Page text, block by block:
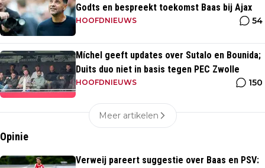
Godts en bespreekt toekomst Baas bij Ajax
HOOFDNIEUWS 54
Míchel geeft updates over Sutalo en Bounida;
Duits duo niet in basis tegen PEC Zwolle
HOOFDNIEUWS 150
Meer artikelen
Opinie
Verweij pareert suggestie over Baas en PSV: